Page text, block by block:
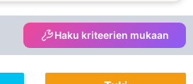
Haku kriteerien mukaan